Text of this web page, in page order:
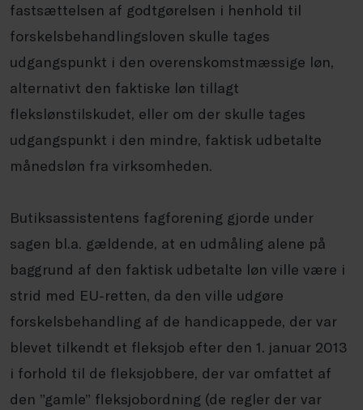
fastsættelsen af godtgørelsen i henhold til
forskelsbehandlingsloven skulle tages
udgangspunkt i den overenskomstmæssige løn,
alternativt den faktiske løn tillagt
flekslønstilskudet, eller om der skulle tages
udgangspunkt i den mindre, faktisk udbetalte
månedsløn fra virksomheden.
Butiksassistentens fagforening gjorde under
sagen bl.a. gældende, at en udmåling alene på
baggrund af den faktisk udbetalte løn ville være i
strid med EU-retten, da den ville udgøre
forskelsbehandling af de handicappede, der var
blevet tilkendt et fleksjob efter den 1. januar 2013
i forhold til de fleksjobbere, der var omfattet af
den ”gamle” fleksjobordning (de regler der var